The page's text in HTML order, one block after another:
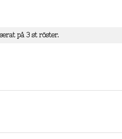
på3st röster.